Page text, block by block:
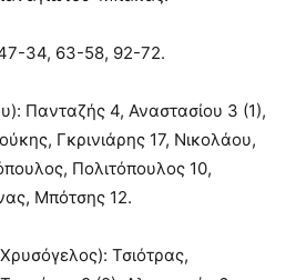
34, 63-58, 92-72.
Πανταζής 4, Αναστασίου 3 (1),
Γκρινιάρης 17, Νικολάου,
Πολιτόπουλος 10,
Μπότσης 12.
Τσιότρας,